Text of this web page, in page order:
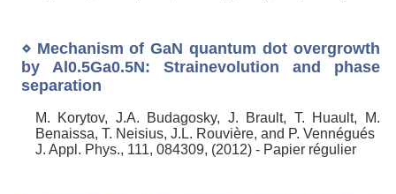
⋄ Mechanism of GaN quantum dot overgrowth
by Al0.5Ga0.5N: Strainevolution and phase
separation
M. Korytov, J.A. Budagosky, J. Brault, T. Huault, M.
Benaissa, T. Neisius, J.L. Rouvière, and P. Vennégués
J. Appl. Phys., 111, 084309, (2012) - Papier régulier